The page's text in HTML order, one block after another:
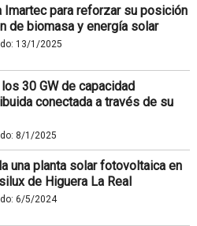
Imartec para reforzar su posición
de biomasa y energía solar
13/1/2025
30 GW de capacidad
conectada a través de su
8/1/2025
una planta solar fotovoltaica en
de Higuera La Real
6/5/2024